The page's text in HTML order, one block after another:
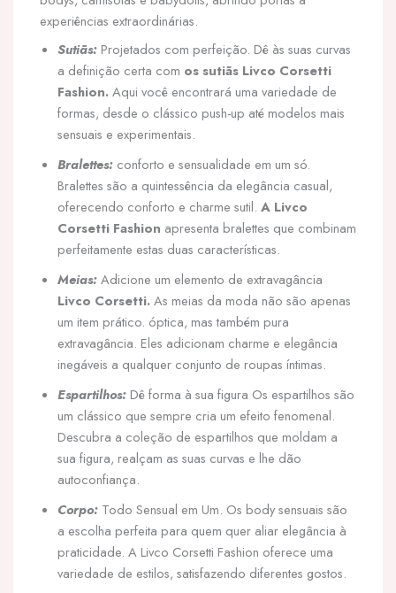
experiências extraordinárias.
Sutiãs: Projetados com perfeição. Dê às suas curvas
a definição certa com os sutiãs Livco Corsetti
Fashion.Aqui você encontrará uma variedade de
formas, desde o clássico push-up até modelos mais
sensuais e experimentais.
Bralettes: conforto e sensualidade em um só.
Bralettes são a quintessência da elegância casual,
oferecendo conforto e charme sutil. A Livco
Corsetti Fashion apresenta bralettes que combinam
perfeitamente estas duas características.
Meias:Adicione um elemento de extravagância
Livco Corsetti.As meias da moda não são apenas
um item prático. óptica, mas também pura
extravagância. Eles adicionam charme e elegância
inegáveis a qualquer conjunto de roupas íntimas.
Espartilhos: Dê forma à sua figura Os espartilhos são
um clássico que sempre cria um efeito fenomenal.
Descubra a coleção de espartilhos que moldam a
sua figura, realçam as suas curvas e lhe dão
autoconfiança.
Corpo: Todo Sensual em Um. Os body sensuais são
a escolha perfeita para quem quer aliar elegância à
praticidade. A Livco Corsetti Fashion oferece uma
variedade de estilos, satisfazendo diferentes gostos.